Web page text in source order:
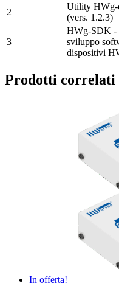
2
Utility HWg-
(vers. 1.2.3)
3
HWg-SDK
sviluppo
dispositivi
Prodotti correlati
In offerta!